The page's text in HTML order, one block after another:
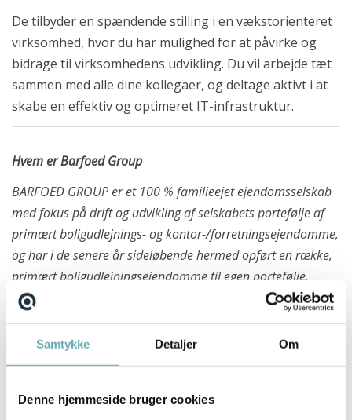
Samtykke Detaljer Om
Denne hjemmeside bruger cookies
De tilbyder en spændende stilling i en vækstorienteret
virksomhed, hvor du har mulighed for at påvirke og
bidrage til virksomhedens udvikling. Du vil arbejde tæt
sammen med alle dine kollegaer, og deltage aktivt i at
skabe en effektiv og optimeret IT-infrastruktur.
Hvem er Barfoed Group
BARFOED GROUP er et 100 % familieejet ejendomsselskab
med fokus på drift og udvikling af selskabets portefølje af
primært boligudlejnings- og kontor-/forretningsejendomme,
og har i de senere år sideløbende hermed opført en række,
primært boligudlejningsejendomme til egen portefølje.
Porteføljen, der primært består af ejendomme i Odense,
Fredericia og Hovedstadsområdet, er på i alt ca. 4.000
boliglejemål og 500 erhvervslejemål, og repræsenterer en
værdi på ca. 11 mia.kr.
Den daglige drift af selskabets ejendomme varetages af